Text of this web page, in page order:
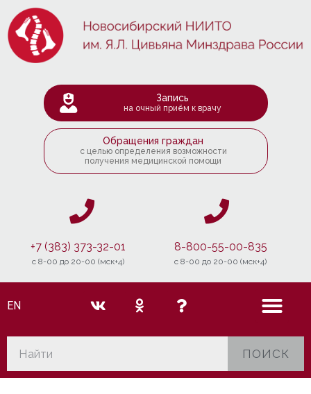
Запись
на очный приём к врачу
Обращения граждан
с целью определения возможности
получения медицинской помощи
+7 (383) 373-32-01
c 8-00 до 20-00 (мск+4)
8-800-55-00-835
c 8-00 до 20-00 (мск+4)
EN
ПОИСК